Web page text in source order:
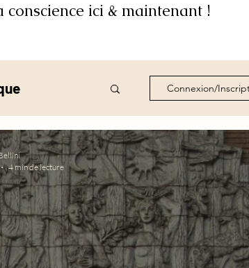
ici & maintenant !
Connexion/
4 min de lecture